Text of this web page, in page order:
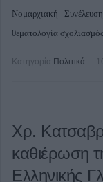
Νομαρχιακή
θεματολογία
Κατηγορία Πολιτικά
Χρ.
καθιέρωση
Ελληνικής